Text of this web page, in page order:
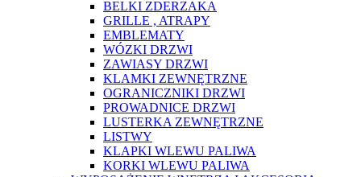
BELKI ZDERZAKA
GRILLE , ATRAPY
EMBLEMATY
WÓZKI DRZWI
ZAWIASY DRZWI
KLAMKI ZEWNĘTRZNE
OGRANICZNIKI DRZWI
PROWADNICE DRZWI
LUSTERKA ZEWNĘTRZNE
LISTWY
KLAPKI WLEWU PALIWA
KORKI WLEWU PALIWA